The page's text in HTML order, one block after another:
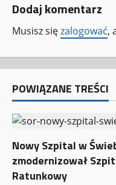
a
c
z
w
p
i
s
Dodaj komentarz
Musisz sięzalogować,
POWIĄZANE TREŚCI
Nowy Szpital w
zmodernizował
Ratunkowy